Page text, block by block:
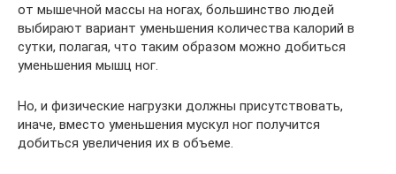
от мышечной массы на ногах, большинство людей
выбирают вариант уменьшения количества калорий в
сутки, полагая, что таким образом можно добиться
уменьшения мышц ног.
Но, и физические нагрузки должны присутствовать,
иначе, вместо уменьшения мускул ног получится
добиться увеличения их в объеме.